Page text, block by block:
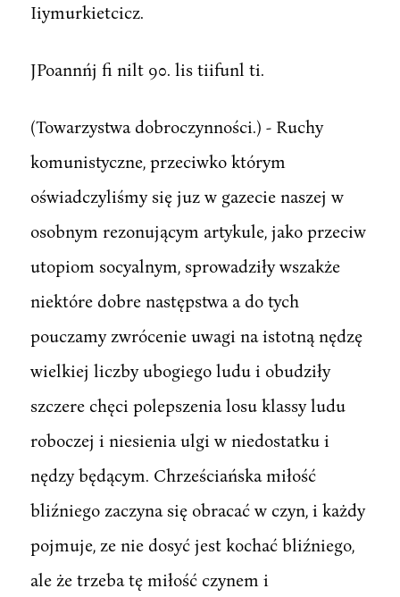
Iiymurkietcicz.
JPoannńj fi nilt 90. lis tiifunl ti.
(Towarzystwa dobroczynności.) - Ruchy
komunistyczne, przeciwko którym
oświadczyliśmy się juz w gazecie naszej w
osobnym rezonującym artykule, jako przeciw
utopiom socyalnym, sprowadziły wszakże
niektóre dobre następstwa a do tych
pouczamy zwrócenie uwagi na istotną nędzę
wielkiej liczby ubogiego ludu i obudziły
szczere chęci polepszenia losu klassy ludu
roboczej i niesienia ulgi w niedostatku i
nędzy będącym. Chrześciańska miłość
bliźniego zaczyna się obracać w czyn, i każdy
pojmuje, ze nie dosyć jest kochać bliźniego,
ale że trzeba tę miłość czynem i